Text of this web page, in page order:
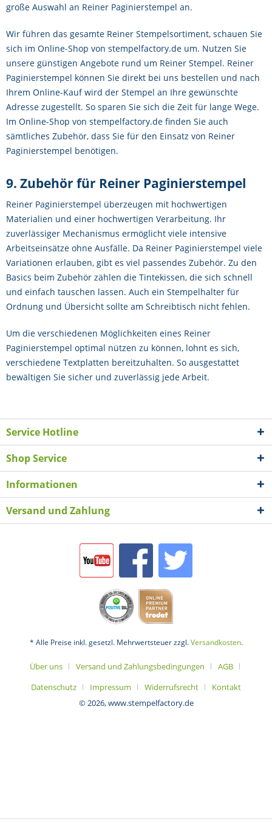
große Auswahl an Reiner Paginierstempel an.
Wir führen das gesamte Reiner Stempelsortiment, schauen Sie
sich im Online-Shop von stempelfactory.de um. Nutzen Sie
unsere günstigen Angebote rund um Reiner Stempel. Reiner
Paginierstempel können Sie direkt bei uns bestellen und nach
Ihrem Online-Kauf wird der Stempel an Ihre gewünschte
Adresse zugestellt. So sparen Sie sich die Zeit für lange Wege.
Im Online-Shop von stempelfactory.de finden Sie auch
sämtliches Zubehör, dass Sie für den Einsatz von Reiner
Paginierstempel benötigen.
9. Zubehör für Reiner Paginierstempel
Reiner Paginierstempel überzeugen mit hochwertigen
Materialien und einer hochwertigen Verarbeitung. Ihr
zuverlässiger Mechanismus ermöglicht viele intensive
Arbeitseinsätze ohne Ausfälle. Da Reiner Paginierstempel viele
Variationen erlauben, gibt es viel passendes Zubehör. Zu den
Basics beim Zubehör zählen die Tintekissen, die sich schnell
und einfach tauschen lassen. Auch ein Stempelhalter für
Ordnung und Übersicht sollte am Schreibtisch nicht fehlen.
Um die verschiedenen Möglichkeiten eines Reiner
Paginierstempel optimal nützen zu können, lohnt es sich,
verschiedene Textplatten bereitzuhalten. So ausgestattet
bewältigen Sie sicher und zuverlässig jede Arbeit.
Service Hotline
Shop Service
Informationen
Versand und Zahlung
* Alle Preise inkl. gesetzl. Mehrwertsteuer zzgl.Versandkosten.
Über uns Versand und Zahlungsbedingungen
AGB
Datenschutz
Impressum Widerrufsrecht
Kontakt
© 2026, www.stempelfactory.de